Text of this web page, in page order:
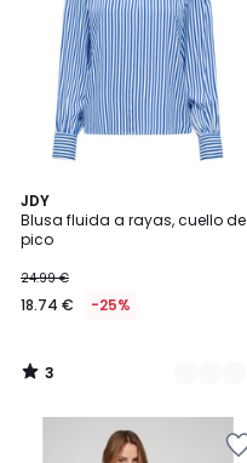
JDY
Blusa fluida a rayas, cuello de
pico
24.99 €
18.74 € -25%
3
/
5
3
Colores
3
/